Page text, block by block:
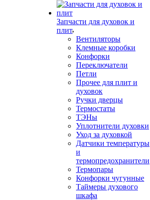
Запчасти для духовок и
плит
Вентиляторы
Клемные коробки
Конфорки
Переключатели
Петли
Прочее для плит и
духовок
Ручки дверцы
Термостаты
ТЭНы
Уплотнители духовки
Уход за духовкой
Датчики температуры
и
термопредохранители
Термопары
Конфорки чугунные
Таймеры духового
шкафа